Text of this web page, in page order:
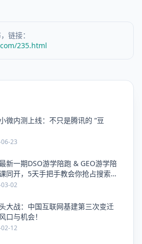
链接：
235.html
微内测上线：不只是腾讯的 “豆
23
新一期DSO游学陪跑 & GEO游学陪
同开，5天手把手教会你抢占搜索流
02
大战：中国互联网基建第三次变迁
口与机会！
12